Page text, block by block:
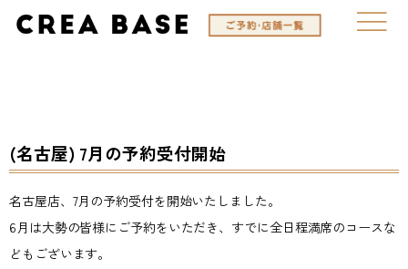
(名古屋) 7月の予約受付開始
名古屋店、7月の予約受付を開始いたしました。
6月は大勢の皆様にご予約をいただき、すでに全日程満席のコースな
どもございます。